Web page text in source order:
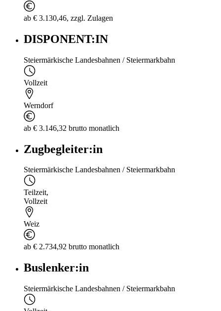
ab € 3.130,46, zzgl. Zulagen
DISPONENT:IN
Steiermärkische Landesbahnen / Steiermarkbahn
Vollzeit
Werndorf
ab € 3.146,32 brutto monatlich
Zugbegleiter:in
Steiermärkische Landesbahnen / Steiermarkbahn
Teilzeit,
Vollzeit
Weiz
ab € 2.734,92 brutto monatlich
Buslenker:in
Steiermärkische Landesbahnen / Steiermarkbahn